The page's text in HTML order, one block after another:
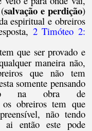
salvação e perdição)
espiritual e obreiros
2 Timóteo 2:
que ser provado e
maneira não,
que não tem
somente pensando
na obra de
os obreiros tem que
não tendo
ai então este pode